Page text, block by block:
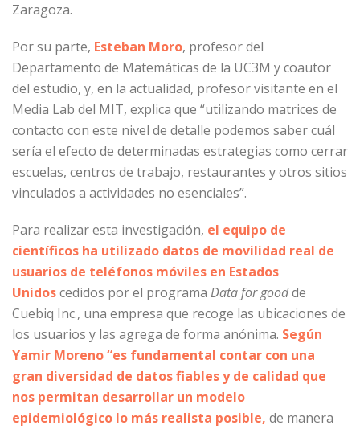
Zaragoza.
Por su parte, Esteban Moro, profesor del
Departamento de Matemáticas de la UC3M y coautor
del estudio, y, en la actualidad, profesor visitante en el
Media Lab del MIT, explica que “utilizando matrices de
contacto con este nivel de detalle podemos saber cuál
sería el efecto de determinadas estrategias como cerrar
escuelas, centros de trabajo, restaurantes y otros sitios
vinculados a actividades no esenciales”.
Para realizar esta investigación, el equipo de
científicos ha utilizado datos de movilidad real de
usuarios de teléfonos móviles en Estados
Unidoscedidos por el programa Data for goodde
Cuebiq Inc., una empresa que recoge las ubicaciones de
los usuarios y las agrega de forma anónima. Según
Yamir Moreno “es fundamental contar con una
gran diversidad de datos fiables y de calidad que
nos permitan desarrollar un modelo
epidemiológico lo más realista posible, de manera